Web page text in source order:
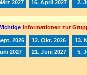
2027 16. April 2027 2.
Informationen zur
2026 12. Okt. 2026 13.
2027 21. Juni 2027 5.